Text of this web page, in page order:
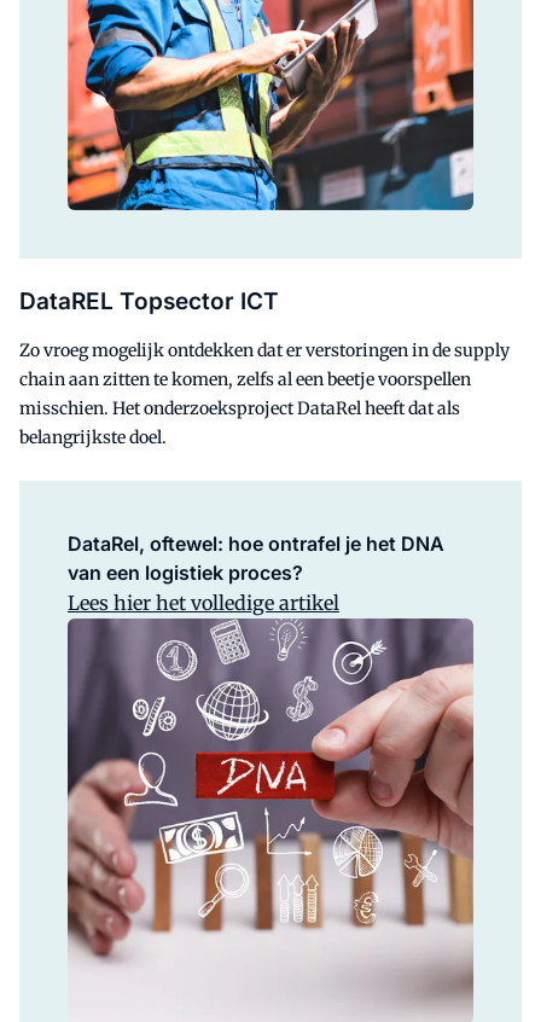
DataREL Topsector ICT
Zo vroeg mogelijk ontdekken dat er verstoringen in de supply
chain aan zitten te komen, zelfs al een beetje voorspellen
misschien. Het onderzoeksproject DataRel heeft dat als
belangrijkste doel.
DataRel, oftewel: hoe ontrafel je het DNA
van een logistiek proces?
Lees hier het volledige artikel